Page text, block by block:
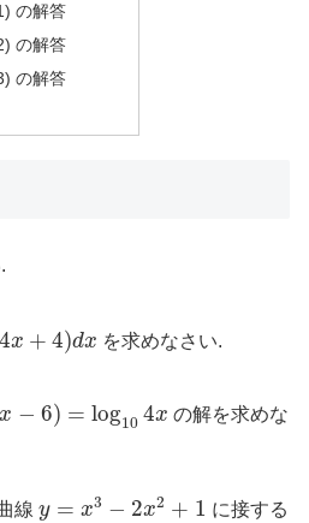
の解答
の解答
の解答
x + 4)dx を求めなさい.
x − 6) = log10 4x
=log 10
の解を求めな
線y = x3 − 2x2 + 1
− 2 1
に接する